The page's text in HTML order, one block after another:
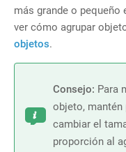
más grande o
ver cómo agrupar
objetos.
Consejo: Para
objeto, mantén
cambiar el
proporción al